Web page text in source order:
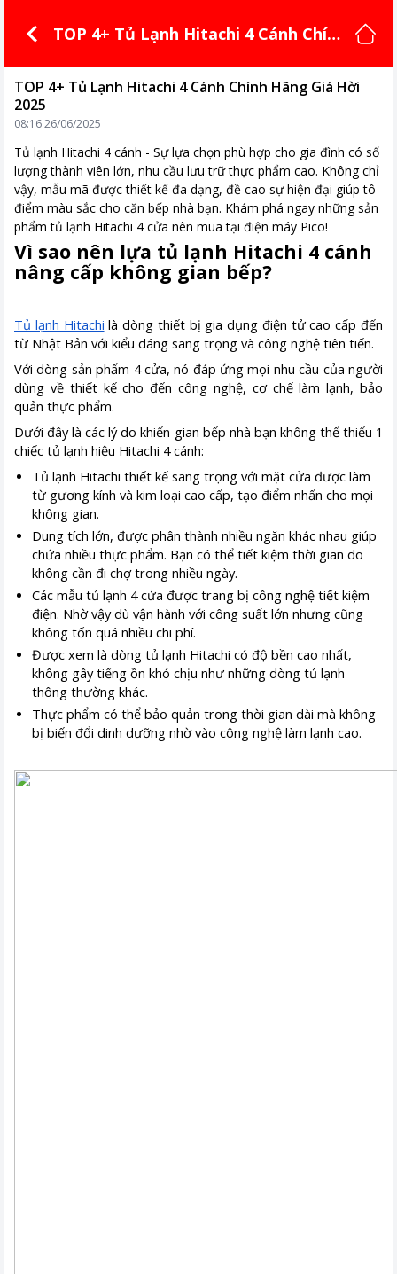
TOP 4+ Tủ Lạnh Hitachi 4 Cánh Chín
TOP 4+ Tủ Lạnh Hitachi 4 Cánh Chính Hãng Giá Hời
2025
08:16 26/06/2025
Tủ lạnh Hitachi 4 cánh - Sự lựa chọn phù hợp cho gia đình có số
lượng thành viên lớn, nhu cầu lưu trữ thực phẩm cao. Không chỉ
vậy, mẫu mã được thiết kế đa dạng, đề cao sự hiện đại giúp tô
điểm màu sắc cho căn bếp nhà bạn. Khám phá ngay những sản
phẩm tủ lạnh Hitachi 4 cửa nên mua tại điện máy Pico!
Vì sao nên lựa tủ lạnh Hitachi 4 cánh
nâng cấp không gian bếp?
Tủ lạnh Hitachi là dòng thiết bị gia dụng điện tử cao cấp đến
từ Nhật Bản với kiểu dáng sang trọng và công nghệ tiên tiến.
Với dòng sản phẩm 4 cửa, nó đáp ứng mọi nhu cầu của người
dùng về thiết kế cho đến công nghệ, cơ chế làm lạnh, bảo
quản thực phẩm.
Dưới đây là các lý do khiến gian bếp nhà bạn không thể thiếu 1
chiếc tủ lạnh hiệu Hitachi 4 cánh:
Tủ lạnh Hitachi thiết kế sang trọng với mặt cửa được làm
từ gương kính và kim loại cao cấp, tạo điểm nhấn cho mọi
không gian.
Dung tích lớn, được phân thành nhiều ngăn khác nhau giúp
chứa nhiều thực phẩm. Bạn có thể tiết kiệm thời gian do
không cần đi chợ trong nhiều ngày.
Các mẫu tủ lạnh 4 cửa được trang bị công nghệ tiết kiệm
điện. Nhờ vậy dù vận hành với công suất lớn nhưng cũng
không tốn quá nhiều chi phí.
Được xem là dòng tủ lạnh Hitachi có độ bền cao nhất,
không gây tiếng ồn khó chịu như những dòng tủ lạnh
thông thường khác.
Thực phẩm có thể bảo quản trong thời gian dài mà không
bị biến đổi dinh dưỡng nhờ vào công nghệ làm lạnh cao.